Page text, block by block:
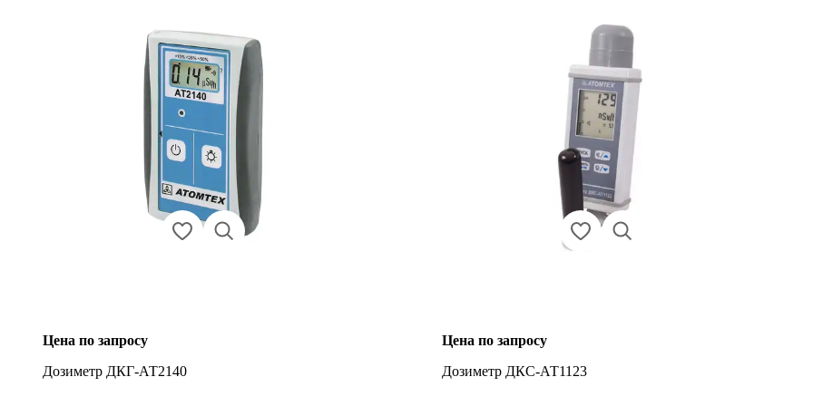
Цена по запросу
Дозиметр ДКГ-АТ2140
Цена по запросу
Дозиметр ДКС-АТ1123